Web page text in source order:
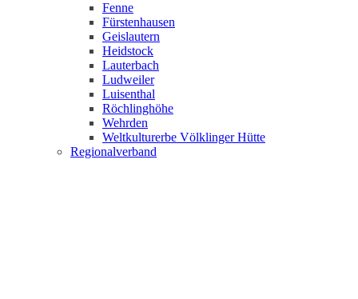
Fenne
Fürstenhausen
Geislautern
Heidstock
Lauterbach
Ludweiler
Luisenthal
Röchlinghöhe
Wehrden
Weltkulturerbe Völklinger Hütte
Regionalverband